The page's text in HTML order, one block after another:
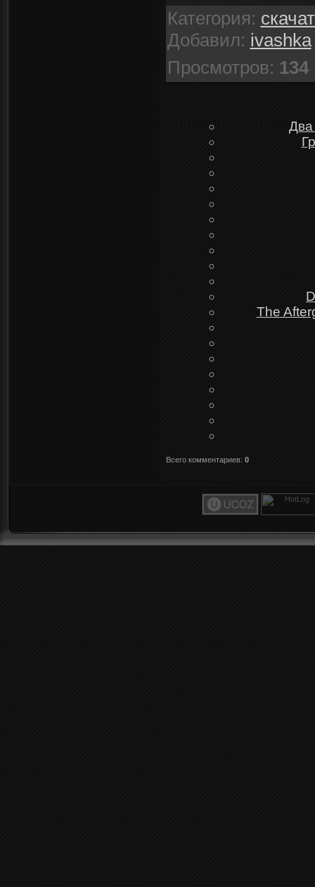
Категория:
Добавил: ivashka
Просмотров: 134
Два
The
Всего комментариев: 0